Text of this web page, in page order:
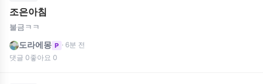
조은아침
불금ㅋㅋ
도라에몽 P · 6분 전
댓글 0좋아요 0